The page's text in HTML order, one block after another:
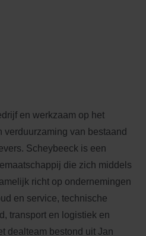
en werkzaam op het
van bestaand
Scheybeeck is een
die zich middels
richt op ondernemingen
en service, technische
transport en logistiek en
dealteam bestond uit Jan